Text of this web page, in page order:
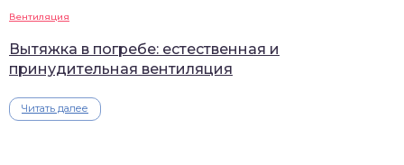
Вентиляция
Вытяжка в погребе: естественная и
принудительная вентиляция
Читать далее